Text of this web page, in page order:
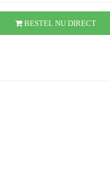
BESTEL NU DIRECT